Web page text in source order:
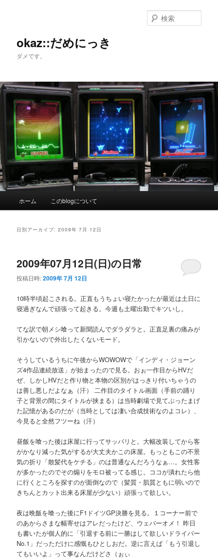
へ
移
移
動
okaz::だめにっき
ダメです。
索
ホーム このblogについて
日別アーカイブ:2009年 7月 12日
2009年07月12日(日)の日常
投稿日時:2009年 7月 12日
10時半頃起こされる。正直もうちょい寝たかったが最近は土日に
寝過ぎなんで頑張って起きる。今週も土曜出勤でキツいし。
てな訳で朝メシ喰って新聞読んでダラダラと。正直足裏の痛みが
引かないので外出したくないモード。
そうしているうちに午後からWOWOWで「インディ・ジョーン
ズ4作品連続放送」が始まったので見る。おぉ一作目からHVだ
ぜ、しかしHVだと作り物と本物の区別がはっきり付いちゃうの
は善し悪しだよなぁ（汗） 二作目のタイトル画面（手前の踊り
子と背景の間にタイトルが挟まる）は当時劇場で見てぶったまげ
た記憶があるのだが（当時としては凄い合成技術なのよコレ）、
今見ると全然フツーね（汗）
昼飯を喰った後は床屋に行ってサッパリと。大幅改装してから客
がかなり減った気がするが大丈夫かこの床屋。もっともこの不景
気の折り「散髪代をケチる」のは普通なんだろうなぁ…。女性客
が多かったのでその煽りをモロ被ってる感じ。ココが潰れたら他
に行くところを探すのが面倒なので（髪質・肌質ともに弱いので
きちんとカット出来る床屋が少ない）頑張って欲しい。
夜は晩飯を喰った後にF1ドイツGP決勝を見る。１コーナー前で
のあからさまな幅寄せはアレだったけど、ウェバーオメ！ 昨日
も書いたが個人的に「引退する前に一勝はして欲しいドライバー
No.1」だっただけに感慨もひとしおだ。逆に言えば「もう引退し
てもいいよ」って事なんだけどさ（ぉぃ